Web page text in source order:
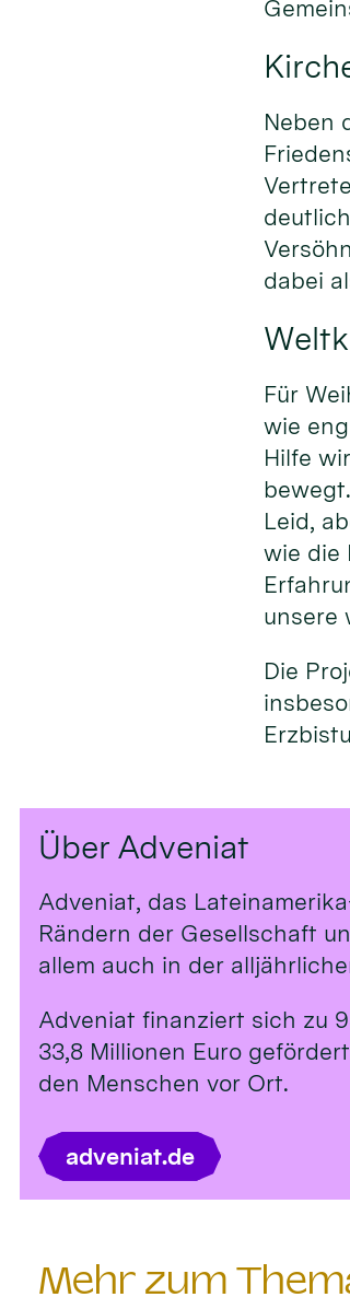
Neben
dabei
Für
wie
Hilfe
Leid,
wie die
unsere
Die
Über Adveniat
Adveniat, das
Rändern der Gesellschaft
allem auch in der
Adveniat finanziert sich zu
33,8 Millionen Euro
den Menschen vor Ort.
adveniat.de
Mehr zum